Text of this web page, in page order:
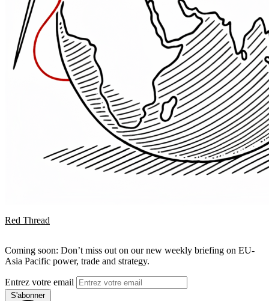
Red Thread
Coming soon: Don’t miss out on our new weekly briefing on EU-
Asia Pacific power, trade and strategy.
Entrez votre email
S'abonner